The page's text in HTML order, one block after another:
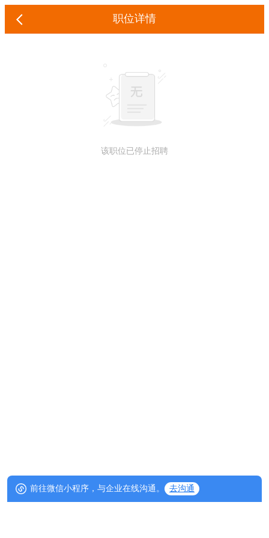
职位详情
该职位已停止招聘
前往微信小程序，与企业在线沟通。 去沟通